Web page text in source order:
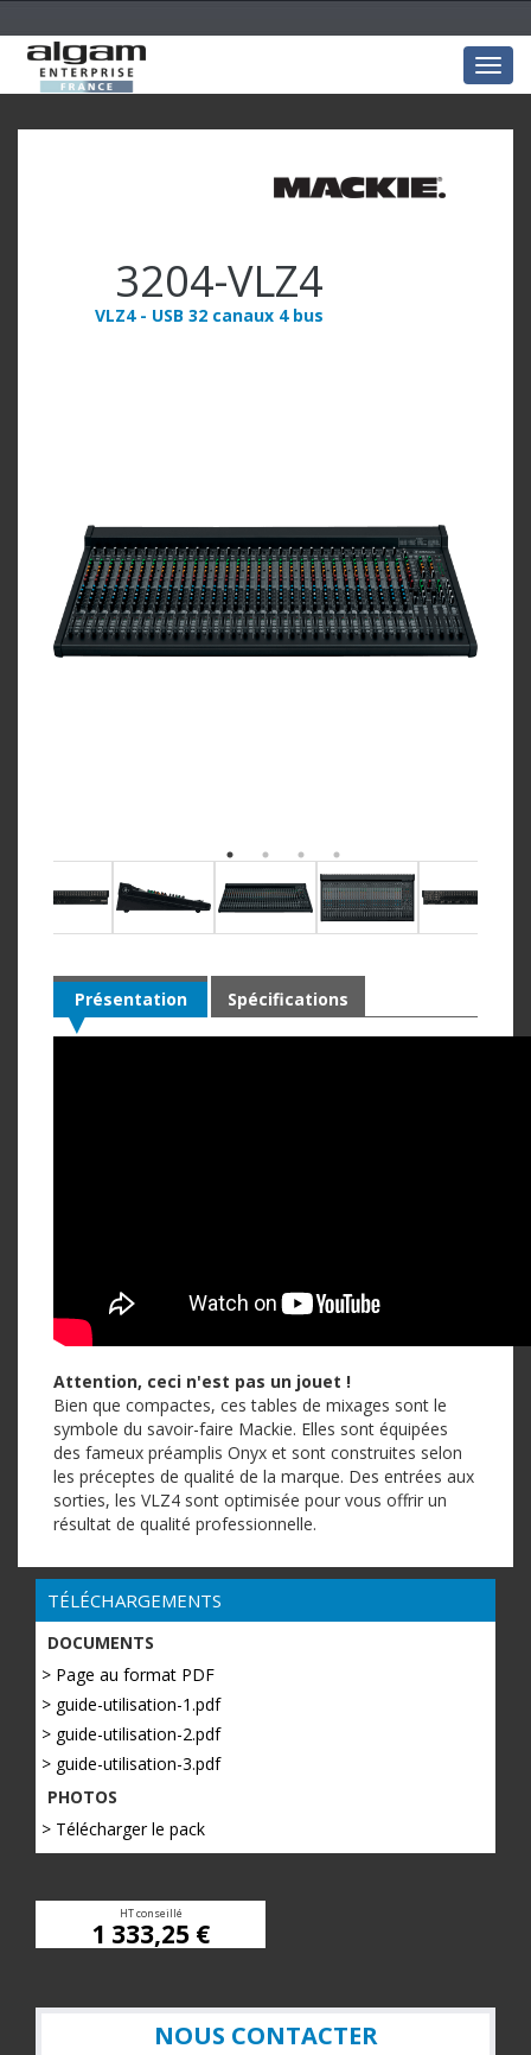
3204-VLZ4
VLZ4 - USB 32 canaux 4 bus
Présentation
Attention, ceci n'est pas un jouet !
Bien que compactes, ces tables de mixages sont le
symbole du savoir-faire Mackie. Elles sont équipées
des fameux préamplis Onyx et sont construites selon
les préceptes de qualité de la marque. Des entrées aux
sorties, les VLZ4 sont optimisée pour vous offrir un
résultat de qualité professionnelle.
Spécifications
TÉLÉCHARGEMENTS
DOCUMENTS
> Page au format PDF
> guide-utilisation-1.pdf
> guide-utilisation-2.pdf
> guide-utilisation-3.pdf
PHOTOS
> Télécharger le pack
HT conseillé
1 333,25 €
NOUS CONTACTER